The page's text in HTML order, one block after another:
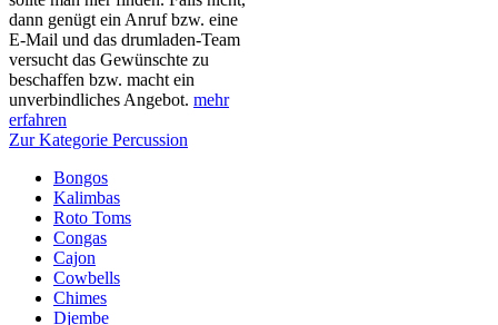
dann genügt ein Anruf bzw. eine
E-Mail und das drumladen-Team
versucht das Gewünschte zu
beschaffen bzw. macht ein
unverbindliches Angebot. mehr
erfahren
Zur Kategorie Percussion
Bongos
Kalimbas
Roto Toms
Congas
Cajon
Cowbells
Chimes
Djembe